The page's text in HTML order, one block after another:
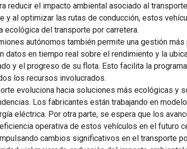
reducir el impacto ambiental asociado al
al optimizar las rutas de conducción, estos
del transporte por carretera.
autónomos también permite una gestión
en tiempo real sobre el rendimiento y la
y el progreso de su flota. Esto facilita la
los recursos involucrados.
evoluciona hacia soluciones más ecológicas y
Los fabricantes están trabajando en
eléctrica. Por otra parte, se espera que los
operativa de estos vehículos en el futuro
cambios significativos en el transporte